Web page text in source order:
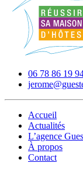
06 78 86 19
Accueil
Actualités
L’agence
À propos
Contact